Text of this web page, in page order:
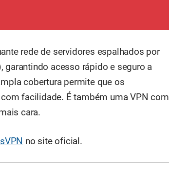
rede de servidores espalhados por
acesso rápido e seguro a
cobertura permite que os
facilidade. É também uma VPN com
cara.
no site oficial.